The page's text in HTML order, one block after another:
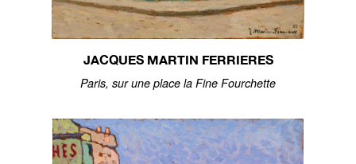
JACQUES MARTIN FERRIERES
Paris, sur une place la Fine Fourchette